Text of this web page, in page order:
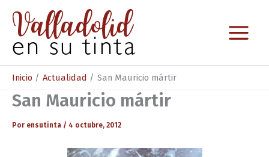
contenido
Inicio Actualidad San Mauricio mártir
San Mauricio mártir
Por ensutinta / 4 octubre, 2012